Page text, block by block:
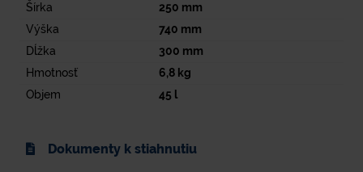
Šírka 250 mm
Výška
740 mm
Dĺžka
300 mm
Hmotnosť
6,8kg
Objem
45 l
Dokumenty k stiahnutiu